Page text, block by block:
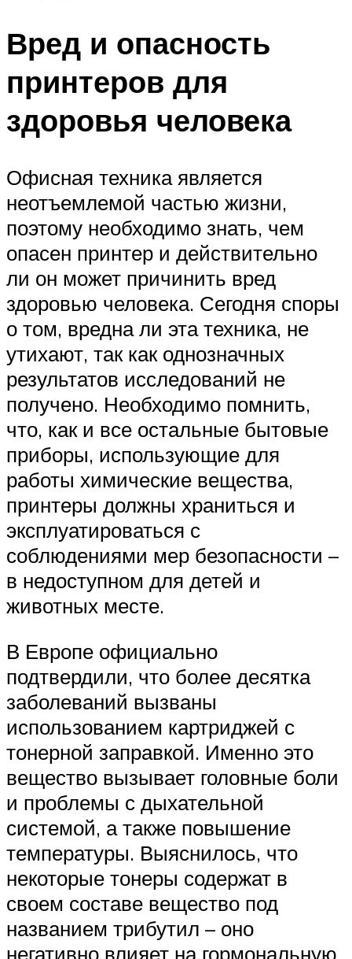
Вред и опасность
принтеров для
здоровья человека
Офисная техника является
неотъемлемой частью жизни,
поэтому необходимо знать, чем
опасен принтер и действительно
ли он может причинить вред
здоровью человека. Сегодня споры
о том, вредна ли эта техника, не
утихают, так как однозначных
результатов исследований не
получено. Необходимо помнить,
что, как и все остальные бытовые
приборы, использующие для
работы химические вещества,
принтеры должны храниться и
эксплуатироваться с
соблюдениями мер безопасности –
в недоступном для детей и
животных месте.
В Европе официально
подтвердили, что более десятка
заболеваний вызваны
использованием картриджей с
тонерной заправкой. Именно это
вещество вызывает головные боли
и проблемы с дыхательной
системой, а также повышение
температуры. Выяснилось, что
некоторые тонеры содержат в
своем составе вещество под
названием трибутил – оно
негативно влияет на гормональную